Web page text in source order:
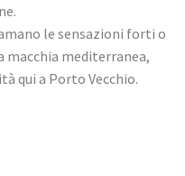
le sensazioni forti o
macchia mediterranea,
qui a Porto Vecchio.